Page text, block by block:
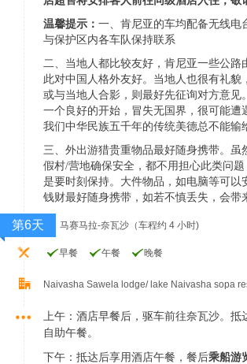
温馨提示： 一、肯尼亚的车均配备无线电
与保护区内各车队保持联系
二、当地人都比较友好，肯尼亚一些公路
此对中国人格外友好。当地人也很有礼貌
或与当地人合影，则最好先征询对方意见
一个良好的开始，冒失无国界，很可能遭
我们中华民族五千年的传统美德总不能输
三、外出游猎贵重物品最好随身携带。虽
假村/营地确保安全，都不用担心此类问
是要时刻保持。大件物品，如电脑等可以
钱财最好随身携带，如若不慎丢失，会带
第6天 马赛马拉-奈瓦沙（车程约 4 小时)
早餐 午餐 晚餐
Naivasha Sawela lodge/ lake Naivasha sopa
上午：酒店早餐后，驱车前往奈瓦沙。
自助午餐。
下午：抵达后享用酒店午餐，餐后乘船游